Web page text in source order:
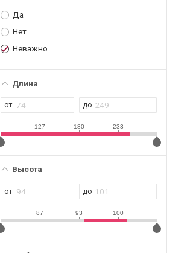
Да
Нет
Неважно
Длина
127 180 233
Высота
87 93 100